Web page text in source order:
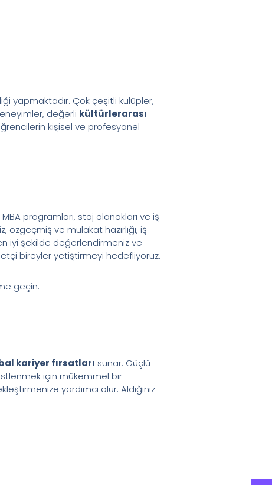
yapmaktadır. Çok çeşitli kulüpler,
değerli kültürlerarası
kişisel ve profesyonel
programları, staj olanakları ve iş
özgeçmiş ve mülakat hazırlığı, iş
iyi şekilde değerlendirmeniz ve
bireyler yetiştirmeyi hedefliyoruz.
geçin.
kariyer fırsatları sunar. Güçlü
için mükemmel bir
yardımcı olur. Aldığınız